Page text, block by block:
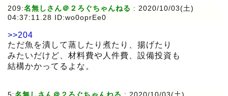
209:名無しさん＠２ろぐちゃんねる : 2020/10/03(土)
04:37:11.28 ID:wo0oprEe0
>>204
ただ魚を潰して蒸したり煮たり、揚げたり
みたいだけど、材料費や人件費、設備投資も
結構かかってるよな。